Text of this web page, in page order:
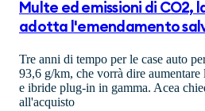
Multe ed emissioni di CO2,
adotta l'emendamento
Tre anni di tempo per le case auto
93,6 g/km, che vorrà dire
e ibride plug-in in gamma. Acea
all'acquisto